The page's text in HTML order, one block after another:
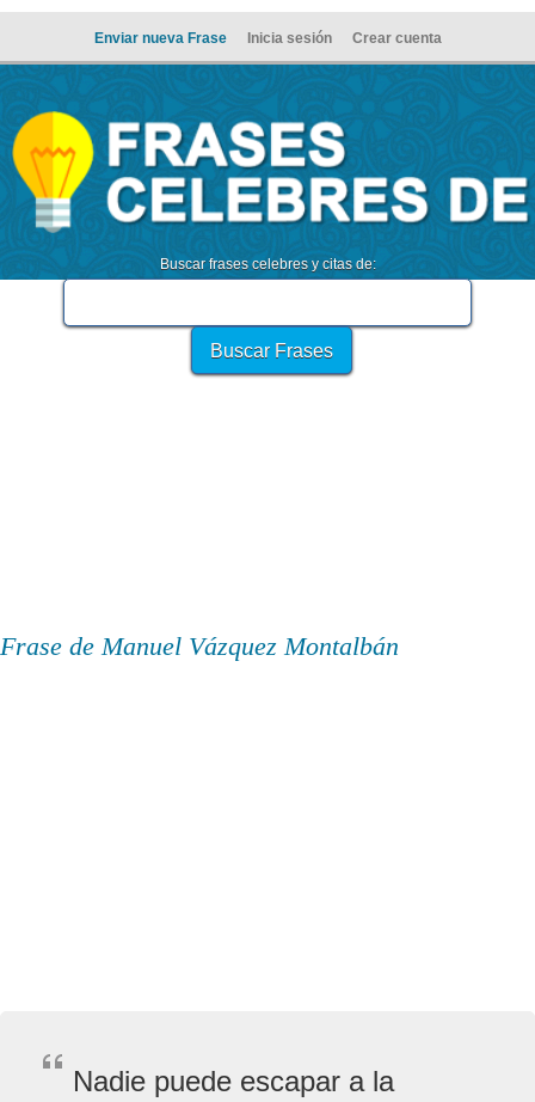
Enviar nueva Frase Inicia sesión Crear cuenta
Buscar frases celebres y citas de:
Frase de Manuel Vázquez Montalbán
Nadie puede escapar a la